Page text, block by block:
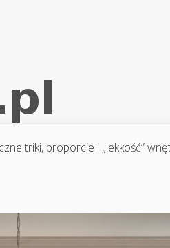
triki, proporcje i „lekkość”